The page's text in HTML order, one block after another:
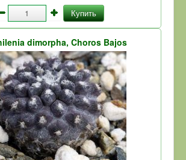
Купить
dimorpha, Choros Bajos